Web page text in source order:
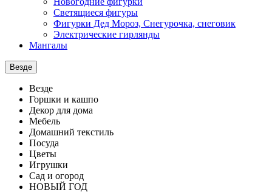
Светящиеся фигуры
Фигурки Дед Мороз, Снегурочка, снеговик
Электрические гирлянды
Мангалы
Везде
Везде
Горшки и кашпо
Декор для дома
Мебель
Домашний текстиль
Посуда
Цветы
Игрушки
Сад и огород
НОВЫЙ ГОД